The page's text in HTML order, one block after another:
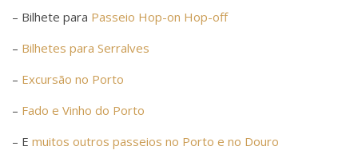
– Bilhete para Passeio Hop-on Hop-off
– Bilhetes para Serralves
– Excursão no Porto
– Fado e Vinho do Porto
– E muitos outros passeios no Porto e no Douro